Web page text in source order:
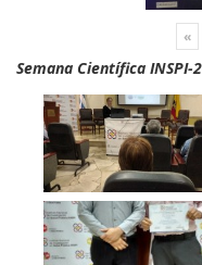
«
Semana Científica INSPI-